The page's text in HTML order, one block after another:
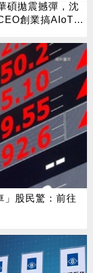
碩拋震撼彈，沈
創業搞AIoT，
62億，Q4轉虧
」股民驚：前往